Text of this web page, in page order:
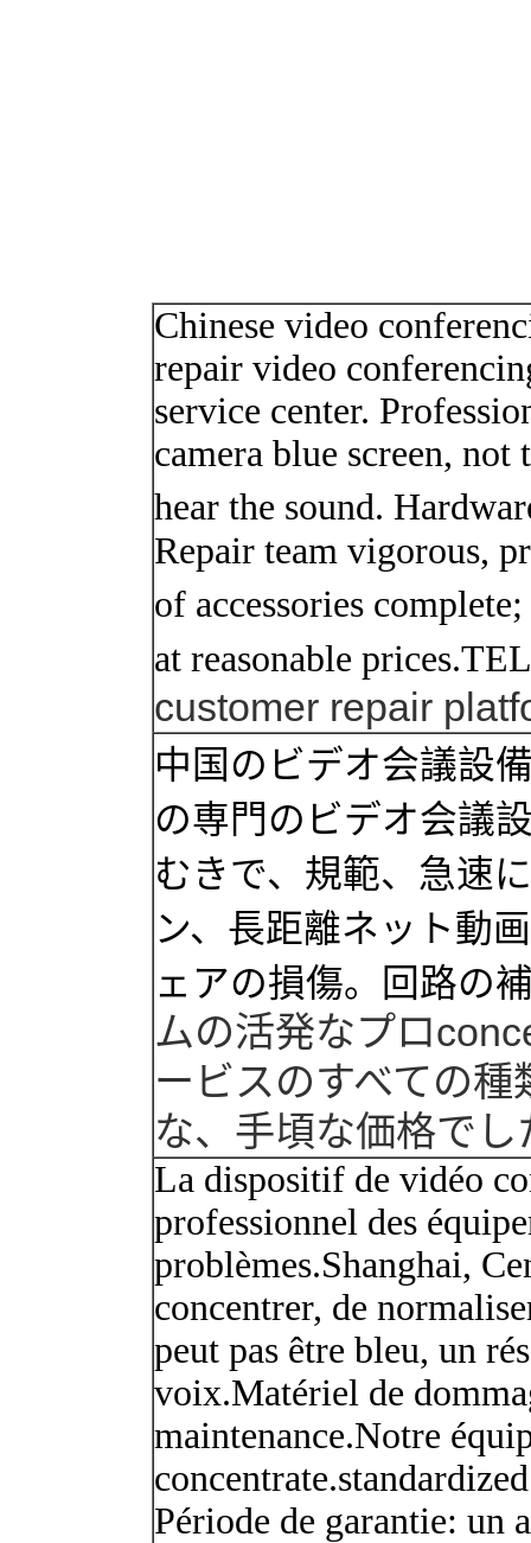
Chinese video
repair video
service center.
camera blue screen,
hear the sound.
Repair team vigorous,
of accessories
at reasonable
customer repair
中国のビデオ会議設
の専門のビデオ会議
むきで、規範、急速
ン、長距離ネット動
ェアの損傷。回路の
ムの活発なプロ
ービスのすべての種
な、 手頃な価格で
La dispositif de vidéo
professionnel des
problèmes.Shanghai,
concentrer, de
peut pas être bleu, un
voix.Matériel de
maintenance.Notre
Période de garantie: un